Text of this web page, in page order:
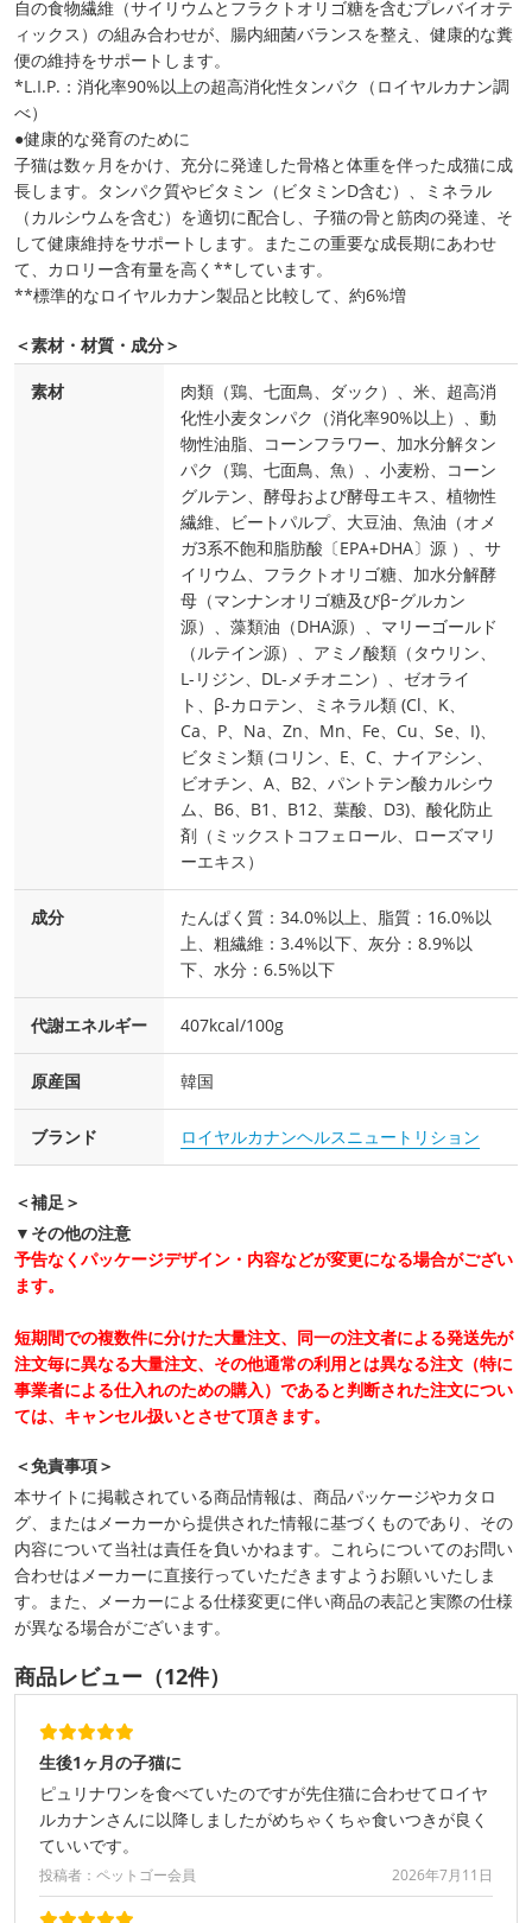
自の食物繊維（サイリウムとフラクトオリゴ糖を含むプレバイオテ
ィックス）の組み合わせが、腸内細菌バランスを整え、健康的な糞
便の維持をサポートします。
*L.I.P.：消化率90%以上の超高消化性タンパク（ロイヤルカナン調
べ）
●健康的な発育のために
子猫は数ヶ月をかけ、充分に発達した骨格と体重を伴った成猫に成
長します。タンパク質やビタミン（ビタミンD含む）、ミネラル
（カルシウムを含む）を適切に配合し、子猫の骨と筋肉の発達、そ
して健康維持をサポートします。またこの重要な成長期にあわせ
て、カロリー含有量を高く**しています。
**標準的なロイヤルカナン製品と比較して、約6%増
＜素材・材質・成分＞
素材
肉類（鶏、七面鳥、ダック）、米、超高消
化性小麦タンパク（消化率90%以上）、動
物性油脂、コーンフラワー、加水分解タン
パク（鶏、七面鳥、魚）、小麦粉、コーン
グルテン、酵母および酵母エキス、植物性
繊維、ビートパルプ、大豆油、魚油（オメ
ガ3系不飽和脂肪酸〔EPA+DHA〕源 ）、サ
イリウム、フラクトオリゴ糖、加水分解酵
母（マンナンオリゴ糖及びβｰグルカン
源）、藻類油（DHA源）、マリーゴールド
（ルテイン源）、アミノ酸類（タウリン、
L-リジン、DL-メチオニン）、ゼオライ
ト、β-カロテン、ミネラル類 (Cl、K、
Ca、P、Na、Zn、Mn、Fe、Cu、Se、I)、
ビタミン類 (コリン、E、C、ナイアシン、
ビオチン、A、B2、パントテン酸カルシウ
ム、B6、B1、B12、葉酸、D3)、酸化防止
剤（ミックストコフェロール、ローズマリ
ーエキス）
成分
たんぱく質：34.0%以上、脂質：16.0%以
上、粗繊維：3.4%以下、灰分：8.9%以
下、水分：6.5%以下
代謝エネルギー 407kcal/100g
原産国 韓国
ブランド ロイヤルカナンヘルスニュートリション
＜補足＞
▼その他の注意
予告なくパッケージデザイン・内容などが変更になる場合がござい
ます。
短期間での複数件に分けた大量注文、同一の注文者による発送先が
注文毎に異なる大量注文、その他通常の利用とは異なる注文（特に
事業者による仕入れのための購入）であると判断された注文につい
ては、キャンセル扱いとさせて頂きます。
＜免責事項＞
本サイトに掲載されている商品情報は、商品パッケージやカタロ
グ、またはメーカーから提供された情報に基づくものであり、その
内容について当社は責任を負いかねます。これらについてのお問い
合わせはメーカーに直接行っていただきますようお願いいたしま
す。また、メーカーによる仕様変更に伴い商品の表記と実際の仕様
が異なる場合がございます。
商品レビュー（12件）
生後1ヶ月の子猫に
ピュリナワンを食べていたのですが先住猫に合わせてロイヤ
ルカナンさんに以降しましたがめちゃくちゃ食いつきが良く
ていいです。
投稿者：ペットゴー会員 2026年7月11日